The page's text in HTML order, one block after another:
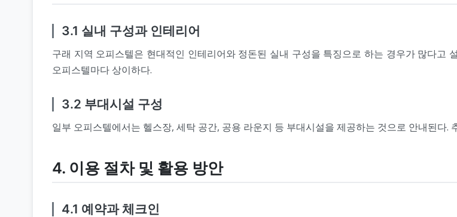
3.1 실내 구성과 인테리어
구래 지역 오피스텔은 현대적인 인테리어와 정돈된 실내 구성을 특징으로 하는 경우가 많다고
오피스텔마다 상이하다.
3.2 부대시설 구성
일부 오피스텔에서는 헬스장, 세탁 공간, 공용 라운지 등 부대시설을 제공하는 것으로 안내된다.
4. 이용 절차 및 활용 방안
4.1 예약과 체크인